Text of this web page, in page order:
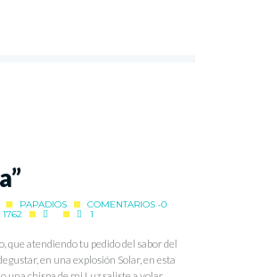
PAPADIOS
COMENTARIOS -0
1
que atendiendo tu pedido del sabor del
en una explosión Solar, en esta